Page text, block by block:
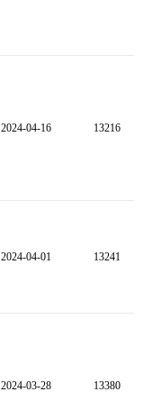
2024-04-16 13216
2024-04-01 13241
2024-03-28 13380